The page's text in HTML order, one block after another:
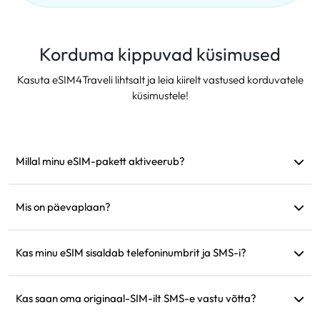
Korduma kippuvad küsimused
Kasuta eSIM4Traveli lihtsalt ja leia kiirelt vastused korduvatele
küsimustele!
Millal minu eSIM-pakett aktiveerub?
Soovitame see enne reisi paigaldada.
Mis on päevaplaan?
kell 9.00. Kui päeva andmemaht saab täis, langeb kiirus 128
Kas minu eSIM sisaldab telefoninumbrit ja SMS-i?
kasutada rakendusi nagu WhatsApp.
Kas saan oma originaal-SIM-ilt SMS-e vastu võtta?